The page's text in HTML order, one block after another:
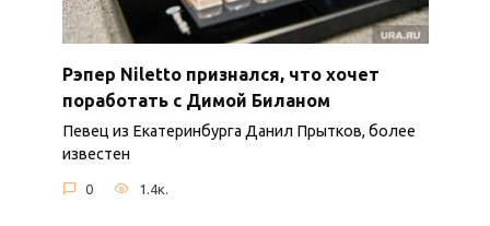
Рэпер Niletto признался, что хочет
поработать с Димой Биланом
Певец из Екатеринбурга Данил Прытков, более
известен
0 1.4к.